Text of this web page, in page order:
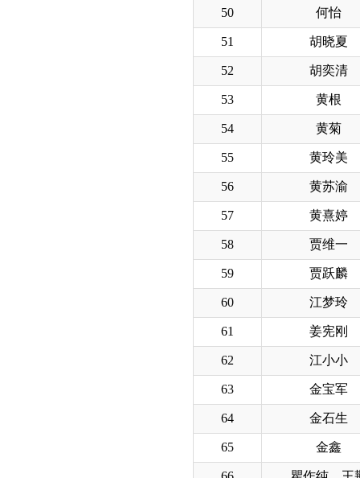
50 何怡
51 胡晓夏
52 胡奕清
53 黄根
54 黄菊
55 黄玲美
56 黄苏渝
57 黄熹婷
58 贾维一
59 贾跃麟
60 江梦玲
61 姜宪刚
62 江小小
63 金宝军
64 金石生
65 金鑫